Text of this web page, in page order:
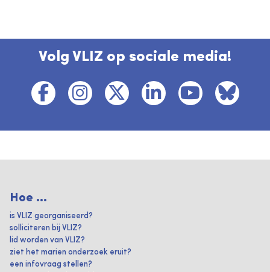
Volg VLIZ op sociale media!
Hoe ...
is VLIZ georganiseerd?
solliciteren bij VLIZ?
lid worden van VLIZ?
ziet het marien onderzoek eruit?
een infovraag stellen?